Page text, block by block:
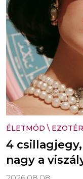
ÉLETMÓD \
4
nagy a